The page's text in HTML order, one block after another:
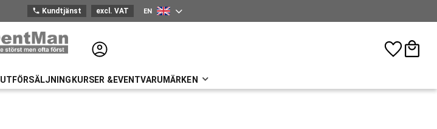
phone Kundtjänst excl. VAT
English
EN
Favorites
Basket
UTFÖRSÄLJNING KURSER &EVENTVARUMÄRKEN